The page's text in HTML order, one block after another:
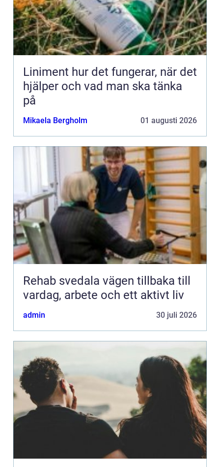
Liniment hur det fungerar, när det
hjälper och vad man ska tänka
på
Mikaela Bergholm 01 augusti 2026
Rehab svedala vägen tillbaka till
vardag, arbete och ett aktivt liv
admin 30 juli 2026